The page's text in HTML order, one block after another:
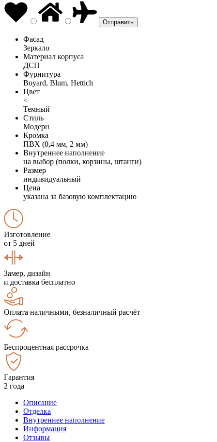
Фасад
Зеркало
Материал корпуса
ДСП
Фурнитура
Boyard, Blum, Hettich
Цвет
<
Темный
Стиль
Модерн
Кромка
ПВХ (0,4 мм, 2 мм)
Внутреннее наполнение
на выбор (полки, корзины, штанги)
Размер
индивидуальный
Цена
указана за базовую комплектацию
Изготовление
от 5 дней
Замер, дизайн
и доставка бесплатно
Оплата наличными, безналичный расчёт
Беспроцентная рассрочка
Гарантия
2 года
Описание
Отделка
Внутреннее наполнение
Информация
Отзывы